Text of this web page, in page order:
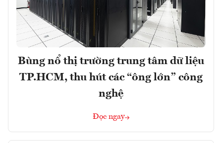
Bùng nổ thị trường trung tâm dữ liệu
TP.HCM, thu hút các “ông lớn” công
nghệ
Đọc ngay